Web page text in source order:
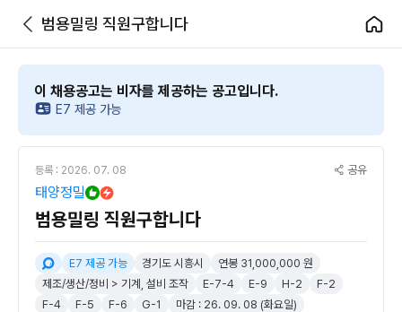
범용밀링 직원구합니다
이 채용공고는 비자를 제공하는 공고입니다.
E7 제공 가능
등록 : 2026. 07. 08 공유
태양정밀
범용밀링 직원구합니다
E7 제공 가능 경기도 시흥시
연봉 31,000,000 원
제조/생산/정비 > 기계, 설비 조작
E-7-4 E-9 H-2
F-2
F-4
F-5 F-6 G-1 마감 : 26. 09. 08 (화요일)